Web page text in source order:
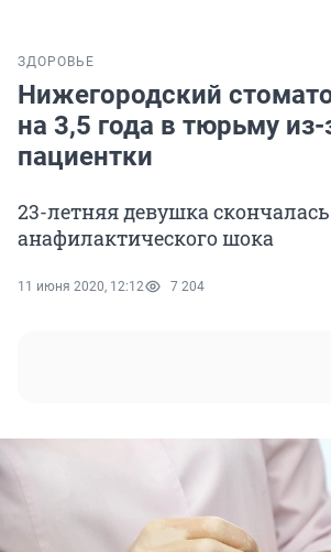
ЗДОРОВЬЕ
Нижегородский
на 3,5 года в тюрьму
пациентки
23-летняя девушка
анафилактического шока
11 июня 2020, 12:12 7 204